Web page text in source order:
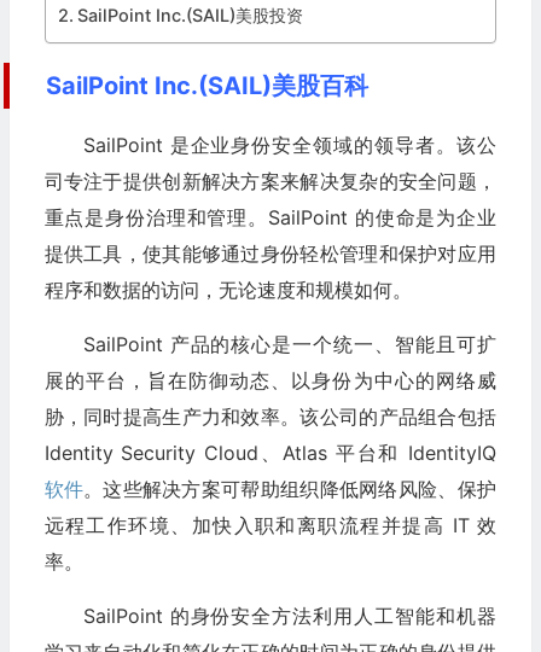
SailPoint Inc.(SAIL)美股投资
SailPoint Inc.(SAIL)美股百科
SailPoint 是企业身份安全领域的领导者。该公
司专注于提供创新解决方案来解决复杂的安全问题，
重点是身份治理和管理。SailPoint 的使命是为企业
提供工具，使其能够通过身份轻松管理和保护对应用
程序和数据的访问，无论速度和规模如何。
SailPoint 产品的核心是一个统一、智能且可扩
展的平台，旨在防御动态、以身份为中心的网络威
胁，同时提高生产力和效率。该公司的产品组合包括
Identity Security Cloud、Atlas 平台和 IdentityIQ
软件。这些解决方案可帮助组织降低网络风险、保护
远程工作环境、加快入职和离职流程并提高 IT 效
率。
SailPoint 的身份安全方法利用人工智能和机器